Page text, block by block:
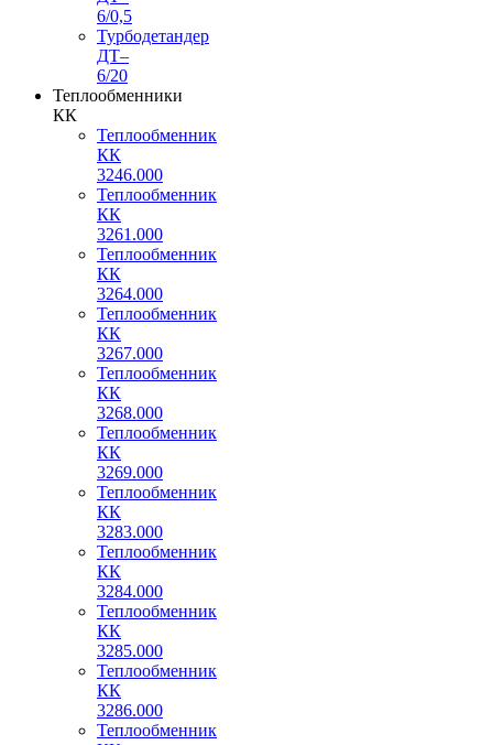
6/0,5
Турбодетандер
ДТ–
6/20
Теплообменники
КК
Теплообменник
КК
3246.000
Теплообменник
КК
3261.000
Теплообменник
КК
3264.000
Теплообменник
КК
3267.000
Теплообменник
КК
3268.000
Теплообменник
КК
3269.000
Теплообменник
КК
3283.000
Теплообменник
КК
3284.000
Теплообменник
КК
3285.000
Теплообменник
КК
3286.000
Теплообменник